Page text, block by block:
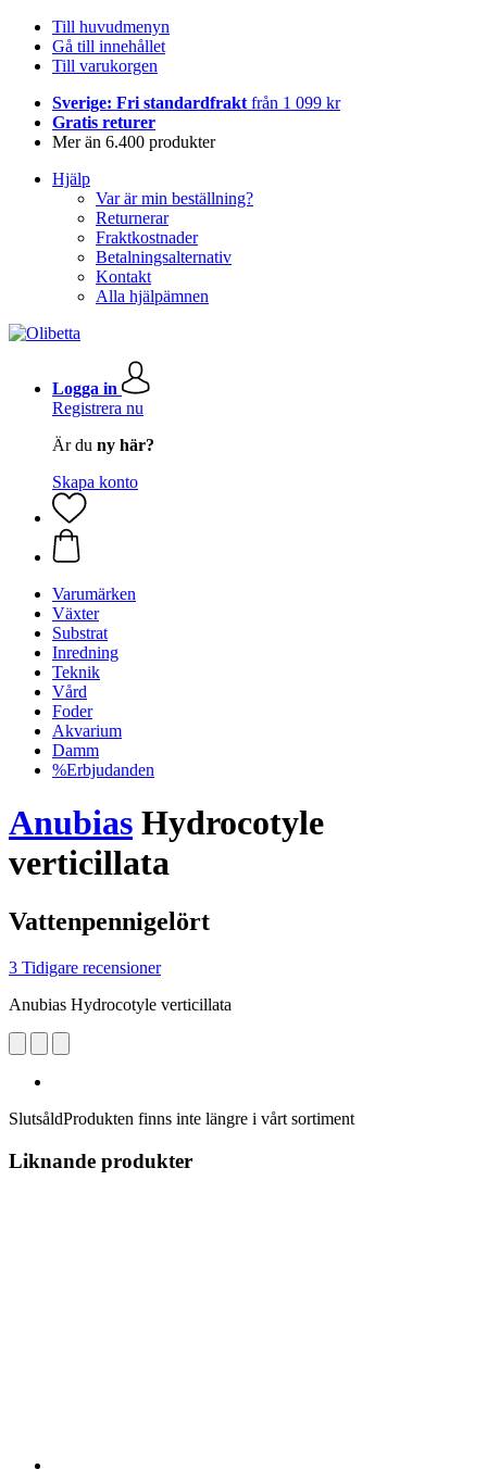
Till huvudmenyn
Gå till innehållet
Till varukorgen
Sverige: Fri standardfrakt från 1 099 kr
Gratis returer
Mer än 6.400 produkter
Hjälp
Var är min beställning?
Returnerar
Fraktkostnader
Betalningsalternativ
Kontakt
Alla hjälpämnen
Logga in
Registrera nu
Är du ny här?
Skapa konto
Varumärken
Växter
Substrat
Inredning
Teknik
Vård
Foder
Akvarium
Damm
%Erbjudanden
Anubias Hydrocotyle
verticillata
Vattenpennigelört
3 Tidigare recensioner
Anubias Hydrocotyle verticillata
SlutsåldProdukten finns inte längre i vårt sortiment
Liknande produkter